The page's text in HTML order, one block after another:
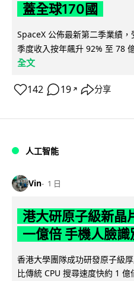
蓋全球170國
SpaceX 公佈最新第二季業績
季度收入按年飆升 92% 至 78
全文
142 19 ↗ 分享
人工智能
Vin 1 日
港大研原子級新晶
一億倍 手機人臉
香港大學團隊成功研發原子級
比傳統 CPU 搜尋速度快約 1